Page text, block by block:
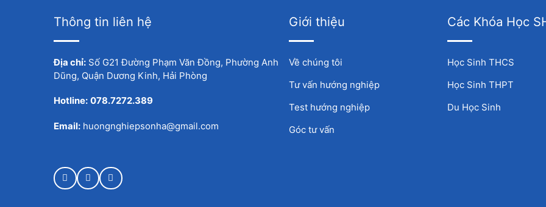
Thông tin liên hệ
Địa chỉ: Số G21 Đường Phạm Văn Đồng, Phường Anh
Dũng, Quận Dương Kinh, Hải Phòng
Hotline: 078.7272.389
Email: huongnghiepsonha@gmail.com
Giới thiệu
Về chúng tôi
Tư vấn hướng nghiệp
Test hướng nghiệp
Góc tư vấn
Các Khóa Học
Học Sinh THCS
Học Sinh THPT
Du Học Sinh